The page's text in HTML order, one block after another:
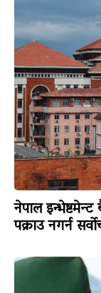
नेपाल
पक्राउ नगर्न